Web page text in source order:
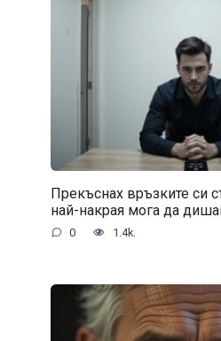
Прекъснах връзките си
най-накрая мога да
0 1.4k.